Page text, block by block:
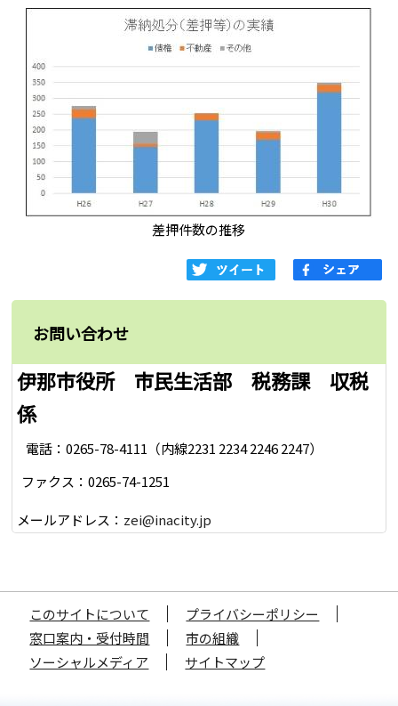
差押件数の推移
お問い合わせ
伊那市役所 市民生活部 税務課 収税
係
電話：0265-78-4111（内線2231 2234 2246 2247）
ファクス：0265-74-1251
メールアドレス： zei@inacity.jp
このサイトについて
プライバシーポリシー
窓口案内・受付時間
市の組織
ソーシャルメディア
サイトマップ